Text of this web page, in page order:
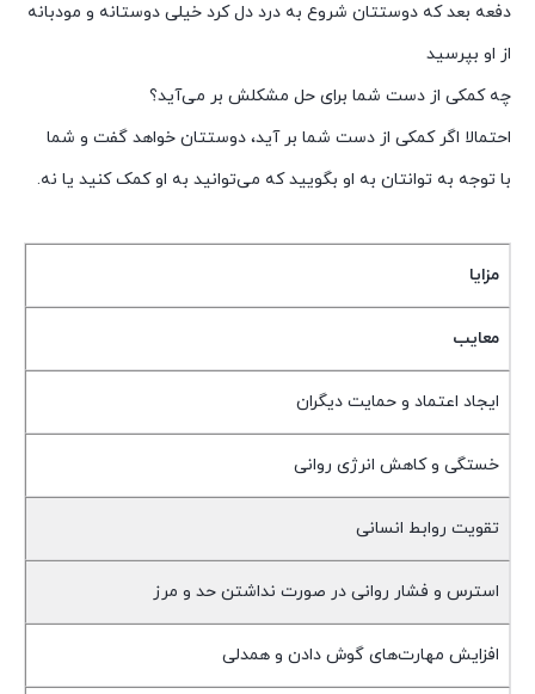
دفعه بعد که دوستتان شروع به درد دل کرد خیلی دوستانه و مودبانه
از او بپرسید
چه کمکی از دست شما برای حل مشکلش بر می‌آید؟
احتمالا اگر کمکی از دست شما بر آید، دوستتان خواهد گفت و شما
با توجه به توانتان به او بگویید که می‌توانید به او کمک کنید یا نه.
مزایا
معایب
ایجاد اعتماد و حمایت دیگران
خستگی و کاهش انرژی روانی
تقویت روابط انسانی
استرس و فشار روانی در صورت نداشتن حد و مرز
افزایش مهارت‌های گوش دادن و همدلی